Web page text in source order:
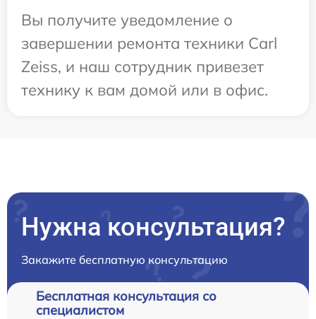
Вы получите уведомление о
завершении ремонта техники Carl
Zeiss, и наш сотрудник привезет
технику к вам домой или в офис.
Нужна консультация?
Закажите бесплатную консультацию
Бесплатная консультация со
специалистом